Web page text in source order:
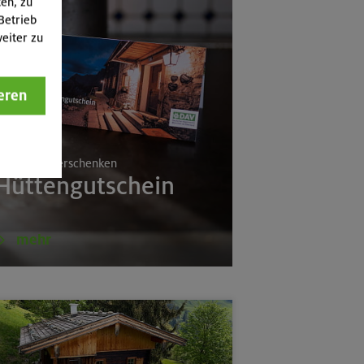
Berge)
Erlebnisse verschenken
mehr
zu